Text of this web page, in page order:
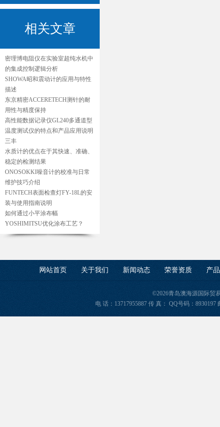
相关文章
密理博电阻仪在实验室超纯水机中
的集成控制逻辑分析
SHOWA昭和震动计的应用与特性
描述
东京精密ACCERETECH测针的耐
用性与精度保持
高性能数据记录仪GL240多通道型
温度测试仪的特点和产品应用说明
三丰
水质计的优点在于其快速、准确、
稳定的检测结果
ONOSOKKI噪音计的校准与日常
维护技巧介绍
FUNTECH表面检查灯FY-18L的安
装与使用指南说明
如何通过小平涂布幅
YOSHIMITSU优化涂布工艺？
网站首页 关于我们 新闻动态 荣誉资质 产
©2026青岛澳海源国际贸
电 话：13717955887 传 真： QQ号码：